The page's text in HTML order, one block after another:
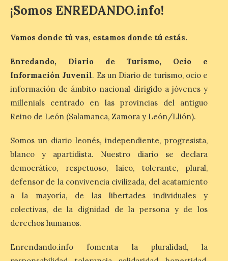
del Ayuntamiento de La Bañeza ha
acogido esta mañana la presentación
“Mirar un eclipse sin
protección adecuada
puede causar daños
irreversibles en la retina”
6 Ago 2026
La retinopatía solar puede
provocar pérdida de
visión central, manchas en
el campo visual y
alteraciones en la
percepción de formas y colores. El
especialista en Oftalmología del Hospital
San Juan de Dios de León, Dr. Mahave
Ruiz, advierte de […]
La décimo séptima
¡Somos ENREDANDO.info!
Vamos donde tú vas, estamos donde tú estás.
Enredando, Diario de Turismo, Ocio e
Información Juvenil. Es un Diario de turismo, ocio e
información de ámbito nacional dirigido a jóvenes y
millenials centrado en las provincias del antiguo
Reino de León (Salamanca, Zamora y León/Llión).
Somos un diario leonés, independiente, progresista,
blanco y apartidista. Nuestro diario se declara
democrático, respetuoso, laico, tolerante, plural,
defensor de la convivencia civilizada, del acatamiento
a la mayoría, de las libertades individuales y
colectivas, de la dignidad de la persona y de los
derechos humanos.
Enrendando.info fomenta la pluralidad, la